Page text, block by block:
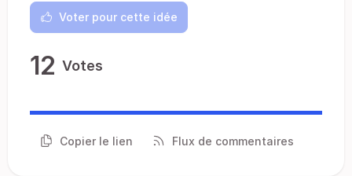
Voter pour cette idée
12 Votes
Copier le lien Flux de commentaires